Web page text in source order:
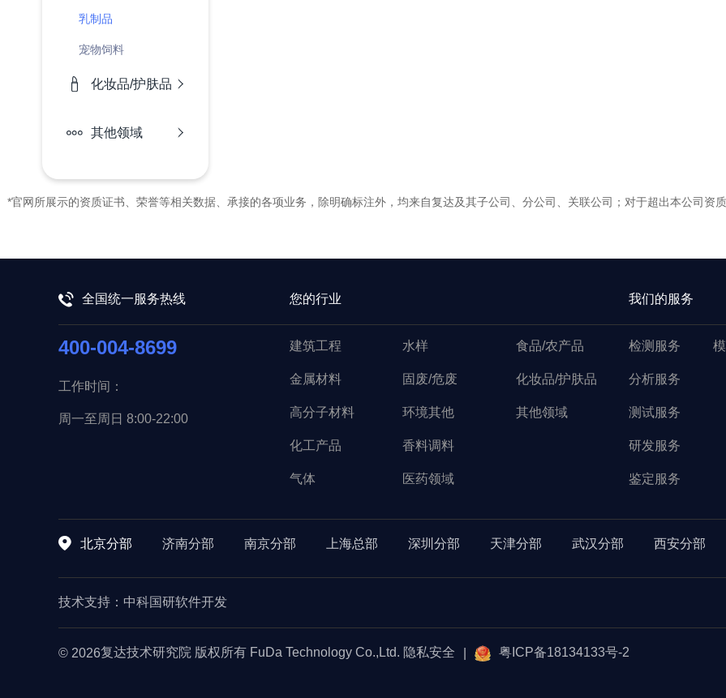
乳制品
宠物饲料
化妆品/护肤品
其他领域
*官网所展示的资质证书、荣誉等相关数据、承接的各项业务，除明确标注外，均来自复达及其子公司、分公司、关联公司；对于超出本公司
全国统一服务热线 您的行业 我们的服务
400-004-8699
工作时间：
周一至周日 8:00-22:00
建筑工程
金属材料
高分子材料
化工产品
气体
水样
固废/危废
环境其他
香料调料
医药领域
食品/农产品
化妆品/护肤品
其他领域
检测服务
分析服务
测试服务
研发服务
鉴定服务
北京分部 济南分部 南京分部 上海总部 深圳分部 天津分部 武汉分部 西安分部
技术支持： 中科国研软件开发
© 2026复达技术研究院 版权所有 FuDa Technology Co.,Ltd. 隐私安全 粤ICP备18134133号-2